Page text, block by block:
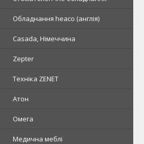
Обладнання heaco (англія)
Casada, Німеччина
Zepter
Техніка ZENET
Атон
Омега
Медична меблі